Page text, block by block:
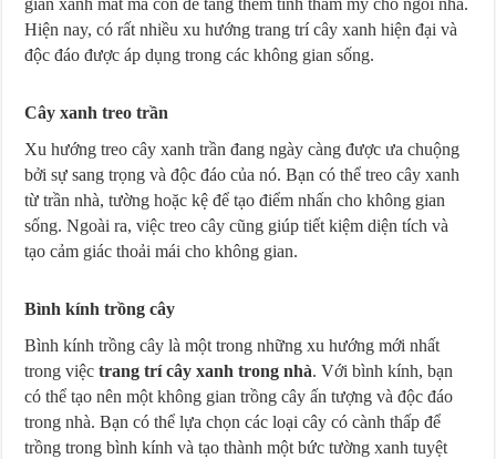
gian xanh mát mà còn để tăng thêm tính thẩm mỹ cho ngôi nhà.
Hiện nay, có rất nhiều xu hướng trang trí cây xanh hiện đại và
độc đáo được áp dụng trong các không gian sống.
Cây xanh treo trần
Xu hướng treo cây xanh trần đang ngày càng được ưa chuộng
bởi sự sang trọng và độc đáo của nó. Bạn có thể treo cây xanh
từ trần nhà, tường hoặc kệ để tạo điểm nhấn cho không gian
sống. Ngoài ra, việc treo cây cũng giúp tiết kiệm diện tích và
tạo cảm giác thoải mái cho không gian.
Bình kính trồng cây
Bình kính trồng cây là một trong những xu hướng mới nhất
trong việctrang trí cây xanh trong nhà. Với bình kính, bạn
có thể tạo nên một không gian trồng cây ấn tượng và độc đáo
trong nhà. Bạn có thể lựa chọn các loại cây có cành thấp để
trồng trong bình kính và tạo thành một bức tường xanh tuyệt